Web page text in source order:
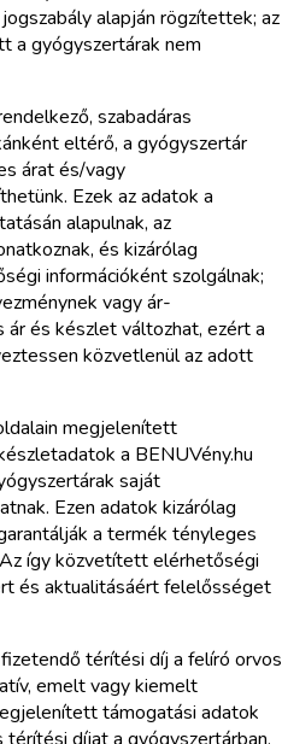
alapján rögzítettek; az
a gyógyszertárak nem
szabadáras
eltérő, a gyógyszertár
árat és/vagy
Ezek az adatok a
alapulnak, az
és kizárólag
információként szolgálnak;
vagy ár-
ár és készlet változhat, ezért a
közvetlenül az adott
megjelenített
a BENUVény.hu
saját
Ezen adatok kizárólag
a termék tényleges
így közvetített elérhetőségi
és aktualitásáért felelősséget
térítési díj a felíró orvos
emelt vagy kiemelt
támogatási adatok